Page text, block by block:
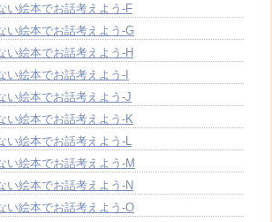
い絵本でお話考えよう-F
い絵本でお話考えよう-G
い絵本でお話考えよう-H
い絵本でお話考えよう-I
い絵本でお話考えよう-J
い絵本でお話考えよう-K
い絵本でお話考えよう-L
い絵本でお話考えよう-M
い絵本でお話考えよう-N
い絵本でお話考えよう-O